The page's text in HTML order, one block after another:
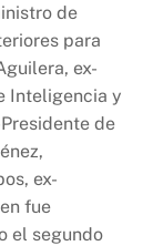
de
para
ex-
Inteligencia y
de
ex-
fue
el segundo